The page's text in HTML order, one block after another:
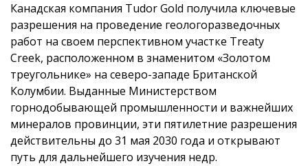
Канадская компания Tudor Gold получила ключевые
разрешения на проведение геологоразведочных
работ на своем перспективном участке Treaty
Creek, расположенном в знаменитом «Золотом
треугольнике» на северо-западе Британской
Колумбии. Выданные Министерством
горнодобывающей промышленности и важнейших
минералов провинции, эти пятилетние разрешения
действительны до 31 мая 2030 года и открывают
путь для дальнейшего изучения недр.